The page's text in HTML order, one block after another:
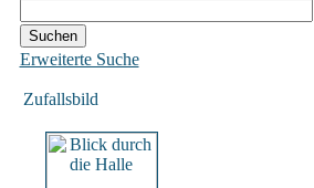
Erweiterte Suche
Zufallsbild